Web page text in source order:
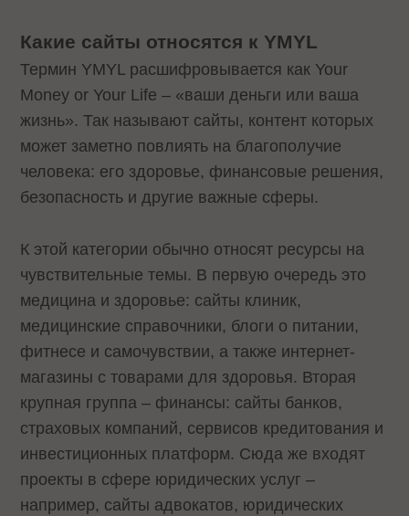
Какие сайты относятся к YMYL
Термин YMYL расшифровывается как Your
Money or Your Life – «ваши деньги или ваша
жизнь». Так называют сайты, контент которых
может заметно повлиять на благополучие
человека: его здоровье, финансовые решения,
безопасность и другие важные сферы.
К этой категории обычно относят ресурсы на
чувствительные темы. В первую очередь это
медицина и здоровье: сайты клиник,
медицинские справочники, блоги о питании,
фитнесе и самочувствии, а также интернет-
магазины с товарами для здоровья. Вторая
крупная группа – финансы: сайты банков,
страховых компаний, сервисов кредитования и
инвестиционных платформ. Сюда же входят
проекты в сфере юридических услуг –
например, сайты адвокатов, юридических